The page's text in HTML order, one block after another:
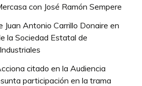
con José Ramón Sempere
Juan Antonio Carrillo Donaire en
la Sociedad Estatal de
citado en la Audiencia
participación en la trama